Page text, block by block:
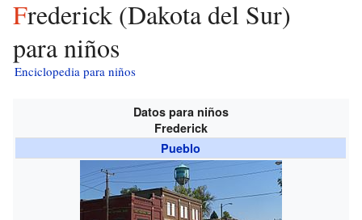
Frederick (Dakota del Sur)
para niños
Enciclopedia para niños
Datos para niños
Frederick
Pueblo